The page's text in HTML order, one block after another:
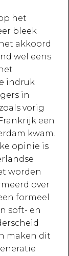
het
bleek
akkoord
wel eens
indruk
in
vorig
een
kwam.
opinie is
worden
over
formeel
soft- en
maken dit